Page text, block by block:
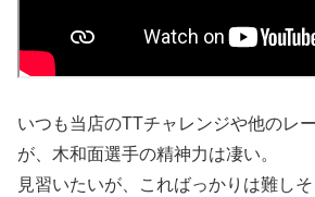
いつも当店のTTチャレンジや他のレ
が、木和面選手の精神力は凄い。
見習いたいが、こればっかりは難しそ